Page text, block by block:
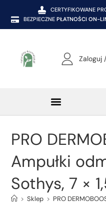
CERTYFIKOWANE
BEZPIECZNE PŁATNOŚCI ON-
Zaloguj
PRO
Ampułki
Sothys, 7 ×
> Sklep > PRO